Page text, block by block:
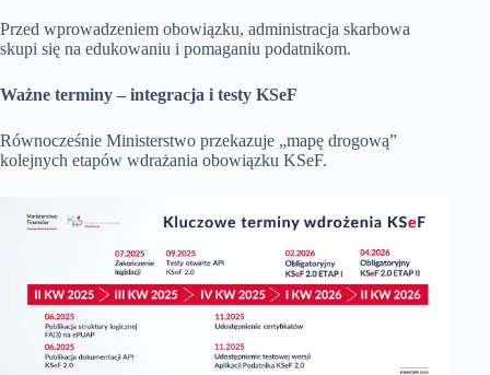
Przed wprowadzeniem obowiązku, administracja skarbowa
skupi się na edukowaniu i pomaganiu podatnikom.
Ważne terminy – integracja i testy KSeF
Równocześnie Ministerstwo przekazuje „mapę drogową”
kolejnych etapów wdrażania obowiązku KSeF.